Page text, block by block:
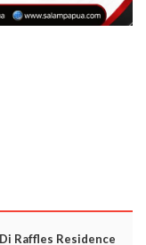
Raffles Residence